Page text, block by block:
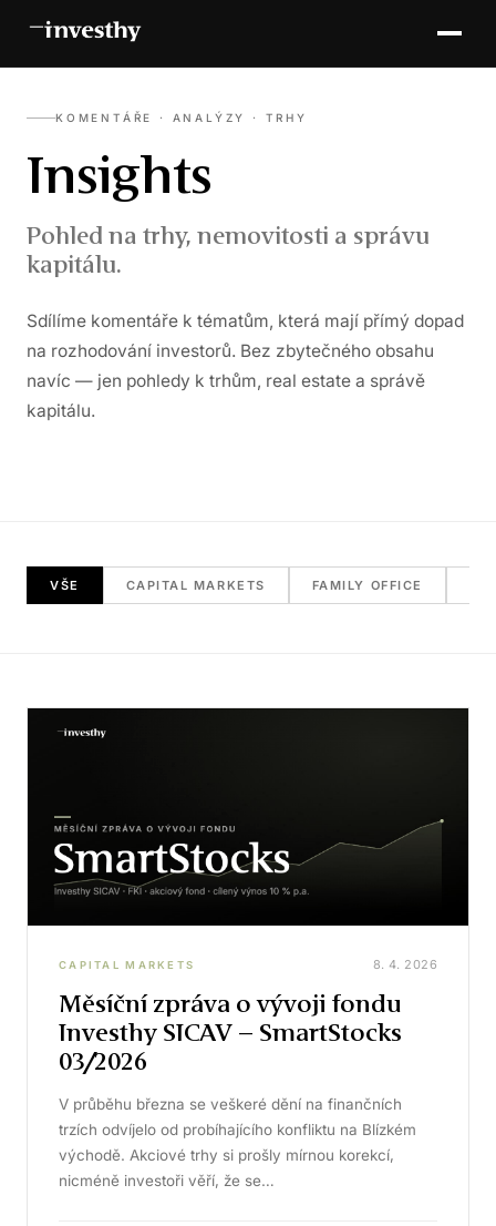
KOMENTÁŘE · ANALÝZY · TRHY
Insights
Pohled na trhy, nemovitosti a správu
kapitálu.
Sdílíme komentáře k tématům, která mají přímý dopad
na rozhodování investorů. Bez zbytečného obsahu
navíc — jen pohledy k trhům, real estate a správě
kapitálu.
VŠE CAPITAL MARKETS FAMILY OFFICE
CAPITAL MARKETS 8. 4. 2026
Měsíční zpráva o vývoji fondu
Investhy SICAV – SmartStocks
03/2026
V průběhu března se veškeré dění na finančních
trzích odvíjelo od probíhajícího konfliktu na Blízkém
východě. Akciové trhy si prošly mírnou korekcí,
nicméně investoři věří, že se…